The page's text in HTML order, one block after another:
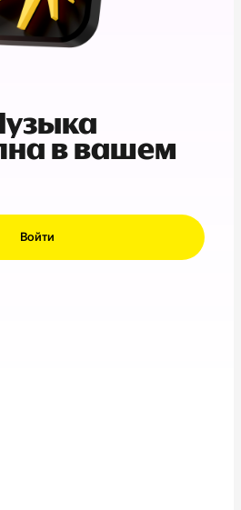
в вашем
Войти